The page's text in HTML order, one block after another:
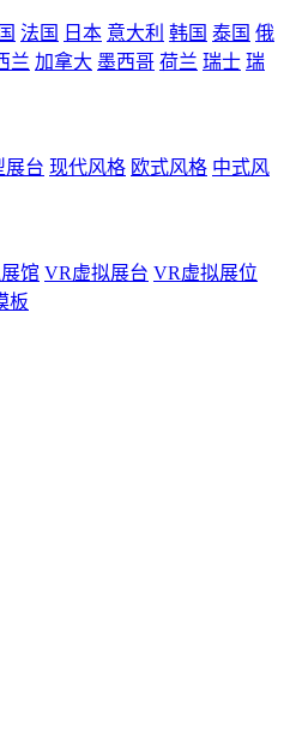
法国 日本 意大利 韩国 泰国 俄
兰 加拿大 墨西哥 荷兰 瑞士 瑞
展台 现代风格 欧式风格 中式风
馆 VR虚拟展台 VR虚拟展位
板